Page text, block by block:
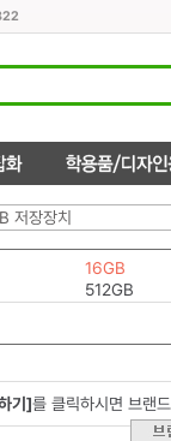
저장장치
16GB
512GB
기]를 클릭하시면 브랜